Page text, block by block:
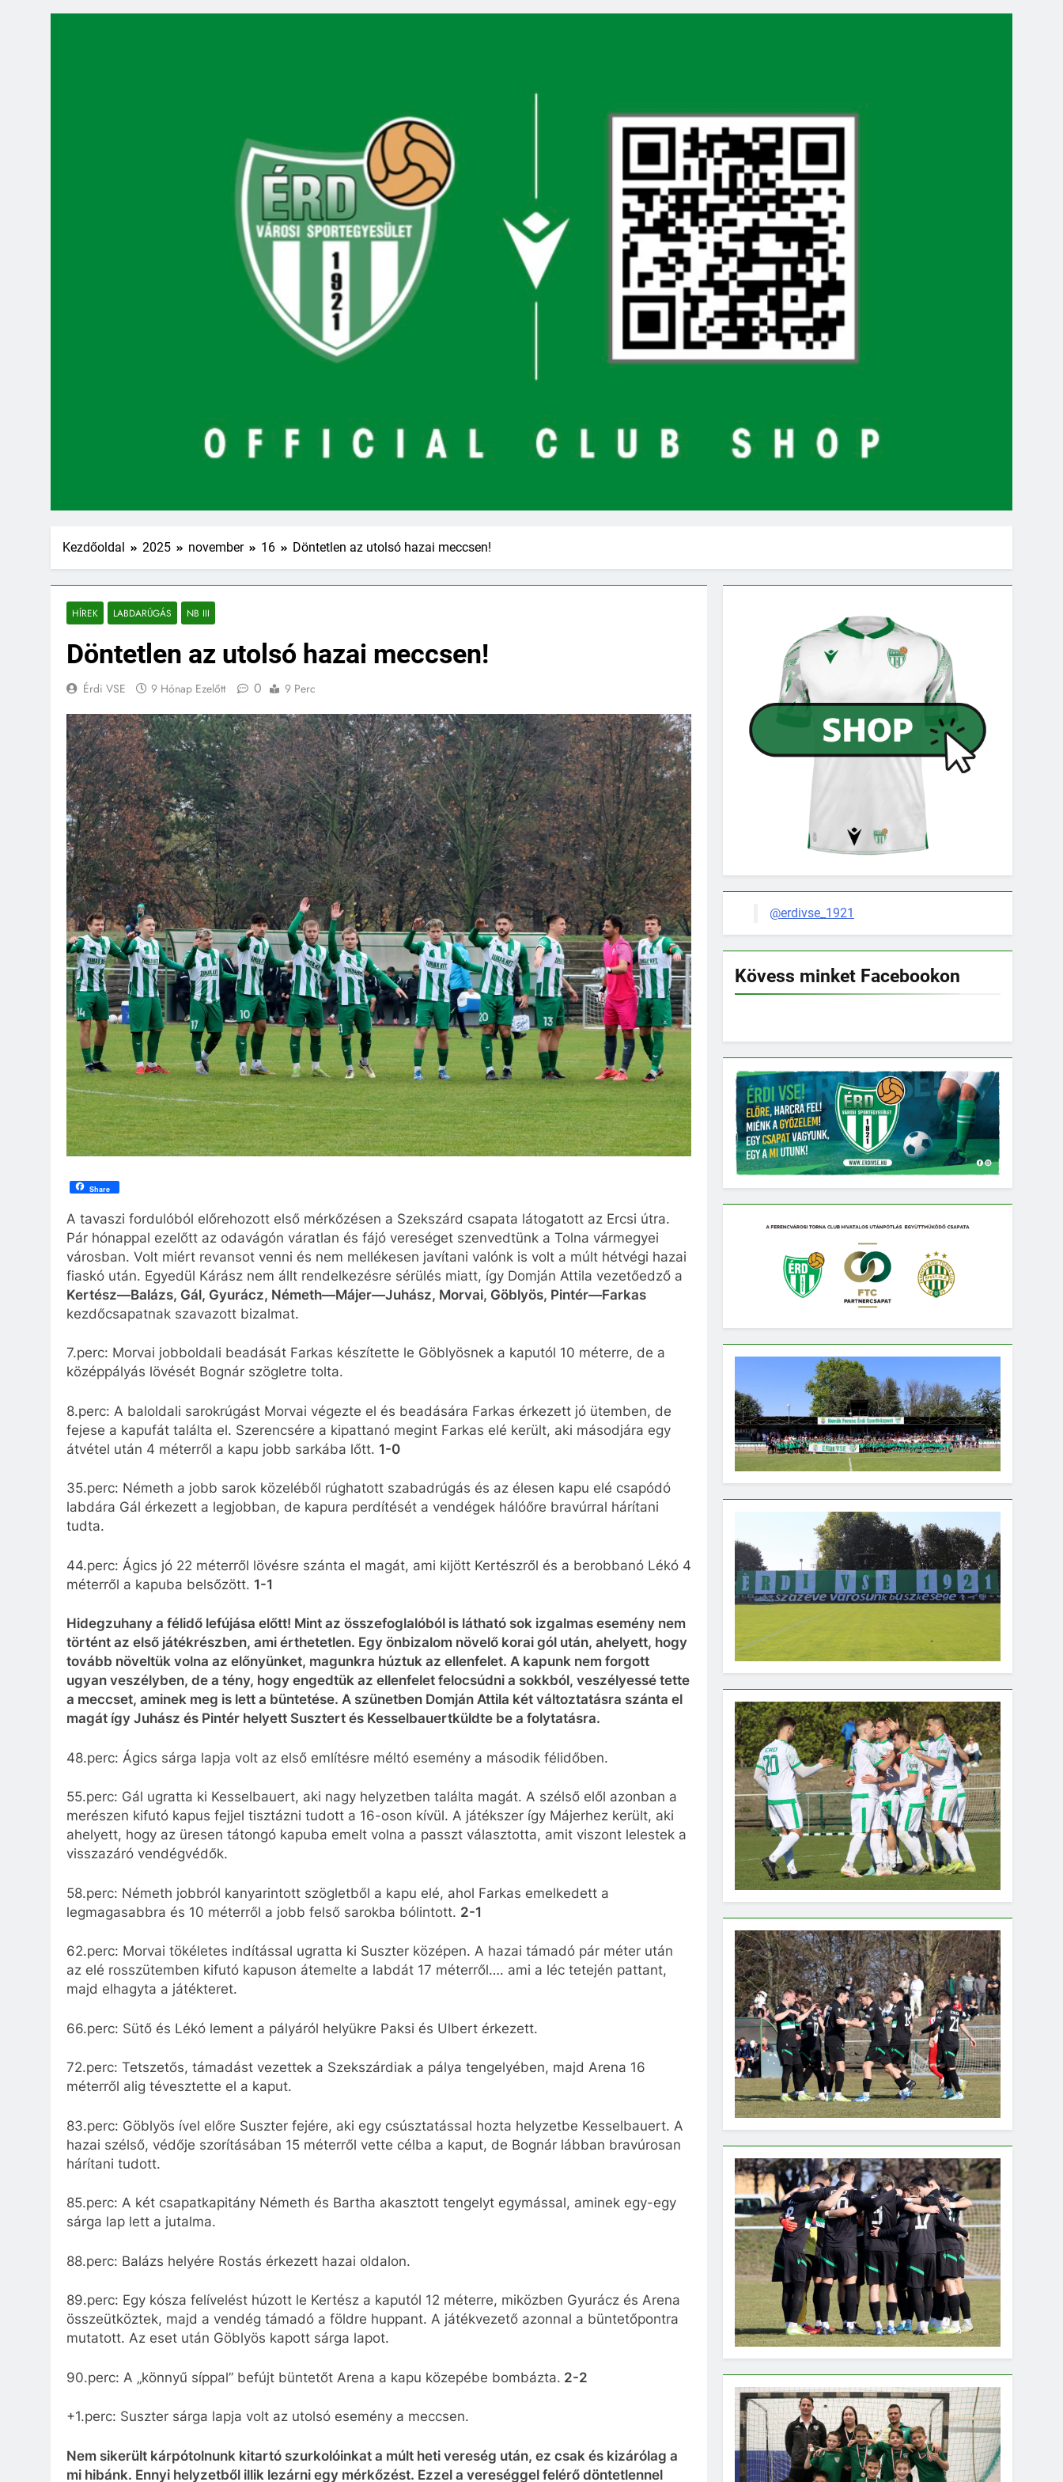
Kezdőoldal 2025 november 16 Döntetlen az utolsó hazai meccsen!
HÍREK LABDARÚGÁS NB III
Döntetlen az utolsó hazai meccsen!
Érdi VSE 9 Hónap Ezelőtt 0 9 Perc
Share
A tavaszi fordulóból előrehozott első mérkőzésen a Szekszárd csapata látogatott az Ercsi útra.
Pár hónappal ezelőtt az odavágón váratlan és fájó vereséget szenvedtünk a Tolna vármegyei
városban. Volt miért revansot venni és nem mellékesen javítani valónk is volt a múlt hétvégi hazai
fiaskó után. Egyedül Kárász nem állt rendelkezésre sérülés miatt, így Domján Attila vezetőedző a
Kertész—Balázs, Gál, Gyurácz, Németh—Májer—Juhász, Morvai, Göblyös, Pintér—Farkas
kezdőcsapatnak szavazott bizalmat.
7.perc: Morvai jobboldali beadását Farkas készítette le Göblyösnek a kaputól 10 méterre, de a
középpályás lövését Bognár szögletre tolta.
8.perc: A baloldali sarokrúgást Morvai végezte el és beadására Farkas érkezett jó ütemben, de
fejese a kapufát találta el. Szerencsére a kipattanó megint Farkas elé került, aki másodjára egy
átvétel után 4 méterről a kapu jobb sarkába lőtt. 1-0
35.perc: Németh a jobb sarok közeléből rúghatott szabadrúgás és az élesen kapu elé csapódó
labdára Gál érkezett a legjobban, de kapura perdítését a vendégek hálóőre bravúrral hárítani
tudta.
44.perc: Ágics jó 22 méterről lövésre szánta el magát, ami kijött Kertészről és a berobbanó Lékó 4
méterről a kapuba belsőzött. 1-1
Hidegzuhany a félidő lefújása előtt! Mint az összefoglalóból is látható sok izgalmas esemény nem
történt az első játékrészben, ami érthetetlen. Egy önbizalom növelő korai gól után, ahelyett, hogy
tovább növeltük volna az előnyünket, magunkra húztuk az ellenfelet. A kapunk nem forgott
ugyan veszélyben, de a tény, hogy engedtük az ellenfelet felocsúdni a sokkból, veszélyessé tette
a meccset, aminek meg is lett a büntetése. A szünetben Domján Attila két változtatásra szánta el
magát így Juhász és Pintér helyett Susztert és Kesselbauertküldte be a folytatásra.
48.perc: Ágics sárga lapja volt az első említésre méltó esemény a második félidőben.
55.perc: Gál ugratta ki Kesselbauert, aki nagy helyzetben találta magát. A szélső elől azonban a
merészen kifutó kapus fejjel tisztázni tudott a 16-oson kívül. A játékszer így Májerhez került, aki
ahelyett, hogy az üresen tátongó kapuba emelt volna a passzt választotta, amit viszont lelestek a
visszazáró vendégvédők.
58.perc: Németh jobbról kanyarintott szögletből a kapu elé, ahol Farkas emelkedett a
legmagasabbra és 10 méterről a jobb felső sarokba bólintott. 2-1
62.perc: Morvai tökéletes indítással ugratta ki Suszter középen. A hazai támadó pár méter után
az elé rosszütemben kifutó kapuson átemelte a labdát 17 méterről…. ami a léc tetején pattant,
majd elhagyta a játékteret.
66.perc: Sütő és Lékó lement a pályáról helyükre Paksi és Ulbert érkezett.
72.perc: Tetszetős, támadást vezettek a Szekszárdiak a pálya tengelyében, majd Arena 16
méterről alig tévesztette el a kaput.
83.perc: Göblyös ível előre Suszter fejére, aki egy csúsztatással hozta helyzetbe Kesselbauert. A
hazai szélső, védője szorításában 15 méterről vette célba a kaput, de Bognár lábban bravúrosan
hárítani tudott.
85.perc: A két csapatkapitány Németh és Bartha akasztott tengelyt egymással, aminek egy-egy
sárga lap lett a jutalma.
88.perc: Balázs helyére Rostás érkezett hazai oldalon.
89.perc: Egy kósza felívelést húzott le Kertész a kaputól 12 méterre, miközben Gyurácz és Arena
összeütköztek, majd a vendég támadó a földre huppant. A játékvezető azonnal a büntetőpontra
mutatott. Az eset után Göblyös kapott sárga lapot.
90.perc: A „könnyű síppal” befújt büntetőt Arena a kapu közepébe bombázta. 2-2
+1.perc: Suszter sárga lapja volt az utolsó esemény a meccsen.
Nem sikerült kárpótolnunk kitartó szurkolóinkat a múlt heti vereség után, ez csak és kizárólag a
mi hibánk. Ennyi helyzetből illik lezárni egy mérkőzést. Ezzel a vereséggel felérő döntetlennel
@erdivse_1921
Kövess minket Facebookon